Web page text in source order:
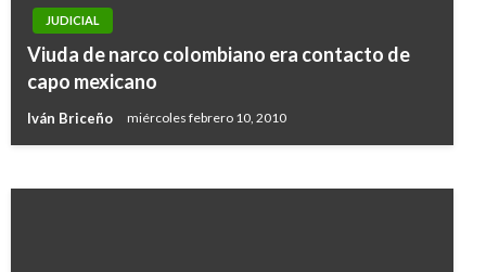
JUDICIAL
Viuda de narco colombiano era contacto de
capo mexicano
Iván Briceño miércoles febrero 10, 2010
Colombia se metió a cuartos de final de la